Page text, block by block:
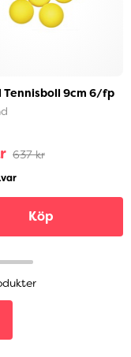
Tennisboll 9cm 6/fp
637 kr
Köp